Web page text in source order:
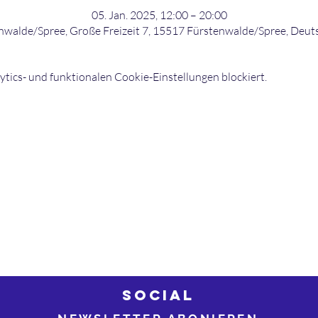
05. Jan. 2025, 12:00 – 20:00
Spree, Große Freizeit 7, 15517 Fürstenwalde/Spree,
und funktionalen Cookie-Einstellungen blockiert.
SOCIAL